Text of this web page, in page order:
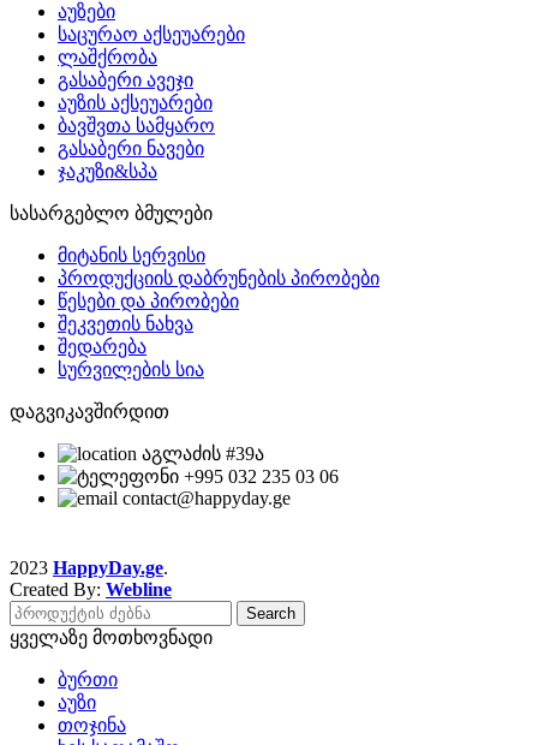
აუზები
საცურაო აქსეუარები
ლაშქრობა
გასაბერი ავეჯი
აუზის აქსეუარები
ბავშვთა სამყარო
გასაბერი ნავები
ჯაკუზი&სპა
სასარგებლო ბმულები
მიტანის სერვისი
პროდუქციის დაბრუნების პირობები
წესები და პირობები
შეკვეთის ნახვა
შედარება
სურვილების სია
დაგვიკავშირდით
აგლაძის #39ა
+995 032 235 03 06
contact@happyday.ge
2023 HappyDay.ge.
Created By: Webline
Search
ყველაზე მოთხოვნადი
ბურთი
აუზი
თოჯინა